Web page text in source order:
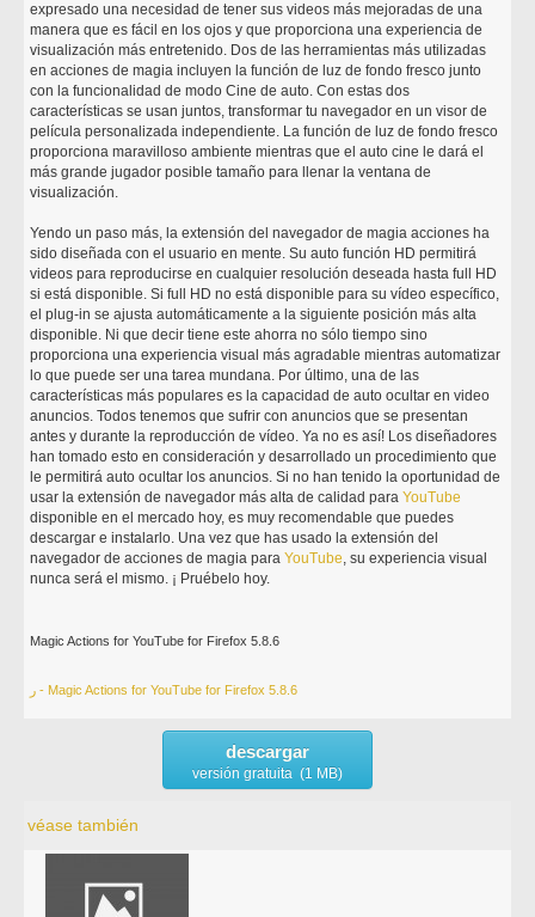
expresado una necesidad de tener sus videos más mejoradas de una
manera que es fácil en los ojos y que proporciona una experiencia de
visualización más entretenido. Dos de las herramientas más utilizadas
en acciones de magia incluyen la función de luz de fondo fresco junto
con la funcionalidad de modo Cine de auto. Con estas dos
características se usan juntos, transformar tu navegador en un visor de
película personalizada independiente. La función de luz de fondo fresco
proporciona maravilloso ambiente mientras que el auto cine le dará el
más grande jugador posible tamaño para llenar la ventana de
visualización.
Yendo un paso más, la extensión del navegador de magia acciones ha
sido diseñada con el usuario en mente. Su auto función HD permitirá
videos para reproducirse en cualquier resolución deseada hasta full HD
si está disponible. Si full HD no está disponible para su vídeo específico,
el plug-in se ajusta automáticamente a la siguiente posición más alta
disponible. Ni que decir tiene este ahorra no sólo tiempo sino
proporciona una experiencia visual más agradable mientras automatizar
lo que puede ser una tarea mundana. Por último, una de las
características más populares es la capacidad de auto ocultar en video
anuncios. Todos tenemos que sufrir con anuncios que se presentan
antes y durante la reproducción de vídeo. Ya no es así! Los diseñadores
han tomado esto en consideración y desarrollado un procedimiento que
le permitirá auto ocultar los anuncios. Si no han tenido la oportunidad de
usar la extensión de navegador más alta de calidad paraYouTube
disponible en el mercado hoy, es muy recomendable que puedes
descargar e instalarlo. Una vez que has usado la extensión del
navegador de acciones de magia paraYouTube, su experiencia visual
nunca será el mismo. ¡ Pruébelo hoy.
Magic Actions for YouTube for Firefox 5.8.6
ر - Magic Actions for YouTube for Firefox 5.8.6
descargar
versión gratuita (1 MB)
véase también